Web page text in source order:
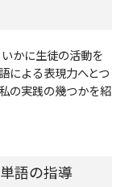
かに生徒の活動を
による表現力へとつ
の実践の幾つかを紹
語の指導